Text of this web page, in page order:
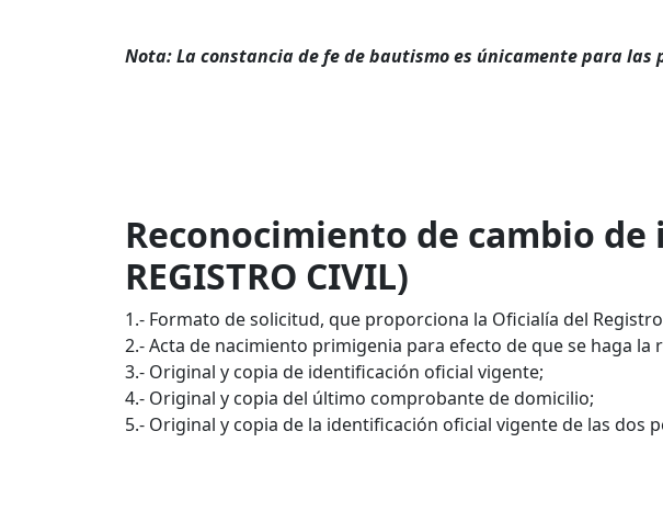
Nota: La constancia de fe de bautismo es únicamente para las
Reconocimiento de cambio de
REGISTRO CIVIL)
1.- Formato de solicitud, que proporciona la Oficialía del
2.- Acta de nacimiento primigenia para efecto de que se haga la
3.- Original y copia de identificación oficial vigente;
4.- Original y copia del último comprobante de domicilio;
5.- Original y copia de la identificación oficial vigente de las